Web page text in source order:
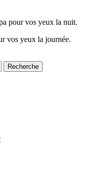
pour vos yeux la nuit.
vos yeux la journée.
Recherche